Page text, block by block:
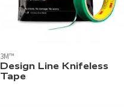
3M™
Design Line Knifeless
Tape